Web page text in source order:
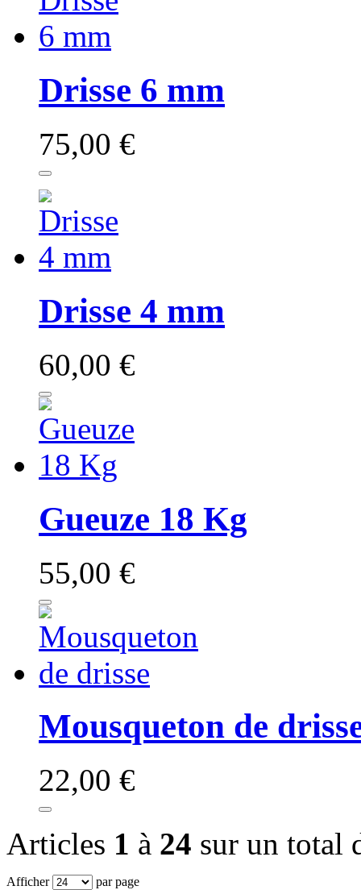
Drisse 6 mm
75,00 €
Drisse 4 mm
60,00 €
Gueuze 18 Kg
55,00 €
Mousqueton de
22,00 €
Articles 1 à 24 sur un total
Afficher par page